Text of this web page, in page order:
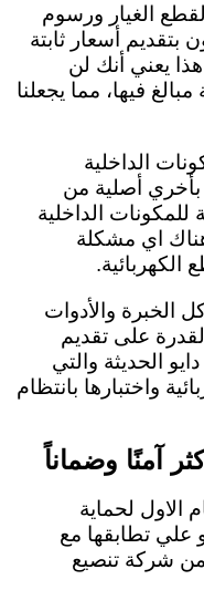
الغيار ورسوم
بتقديم أسعار ثابتة
يعني أنك لن
مبالغ فيها، مما يجعلنا
الداخلية
بأخري أصلية من
للمكونات الداخلية
هناك اي مشكلة
الخبرة والأدوات
على تقديم
الحديثة والتي
واختبارها بانتظام
آمنًا وضماناً
الاول لحماية
علي تطابقها مع
من شركة تنصيع